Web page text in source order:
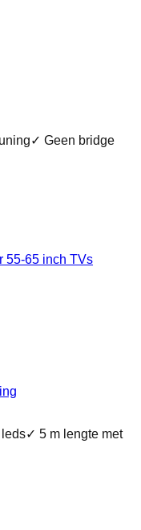
✓ Geen bridge
55-65 inch TVs
✓ 5 m lengte met